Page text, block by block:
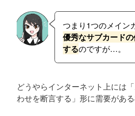
つまり1つのメイン
優秀なサブカード
するのですが…。
どうやらインターネット上には
わせを断言する」形に需要がある